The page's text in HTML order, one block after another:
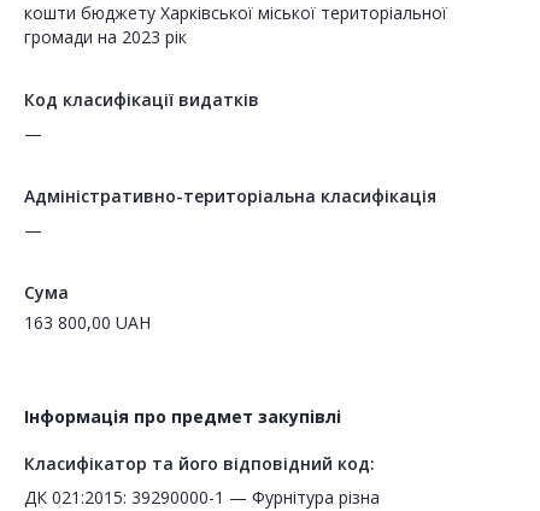
кошти бюджету Харківської міської територіальної
громади на 2023 рік
Код класифікації видатків
—
Адміністративно-територіальна класифікація
—
Сума
163 800,00 UAH
Інформація про предмет закупівлі
Класифікатор та його відповідний код:
ДК 021:2015: 39290000-1 — Фурнітура різна